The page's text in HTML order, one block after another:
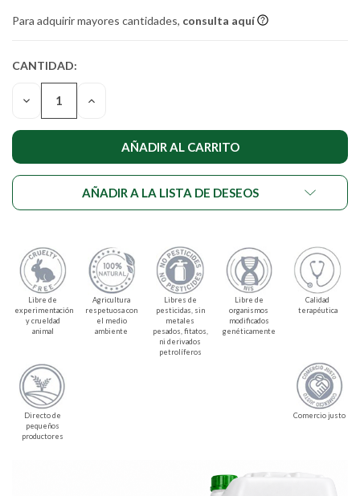
Para adquirir mayores cantidades, consulta aquí
CANTIDAD
ACTUAL DE
EXISTENCIAS:
CANTIDAD:
DISMINUIR
CANTIDAD
DE
AUMENTAR
DE
UNDEFINED
AÑADIR A LA LISTA DE DESEOS
Libre de
experimentación
y crueldad
animal
Agricultura
respetuosa con
el medio
ambiente
Libres de
pesticidas, sin
metales
pesados, fitatos,
ni derivados
petrolíferos
Libre de
organismos
modificados
genéticamente
Calidad
terapéutica
Directo de
pequeños
productores
Comercio justo